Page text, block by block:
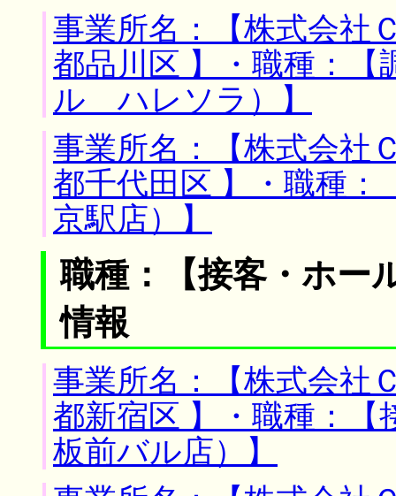
事業所名：【株式会社
都品川区 】・職種：
ル ハレソラ）】
事業所名：【株式会社
都千代田区 】・職種
京駅店）】
職種：【接客・ホー
情報
事業所名：【株式会社
都新宿区 】・職種：
板前バル店）】